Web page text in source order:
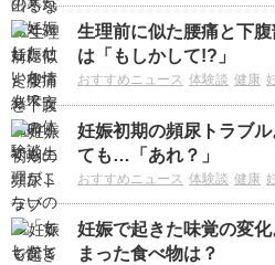
生理前に似た腰痛と下
は「もしかして!?」
おすすめニュース 体験談 健康
妊娠初期の頻尿トラブ
ても…「あれ？」
おすすめニュース 体験談 健康
妊娠で起きた味覚の変
まった食べ物は？